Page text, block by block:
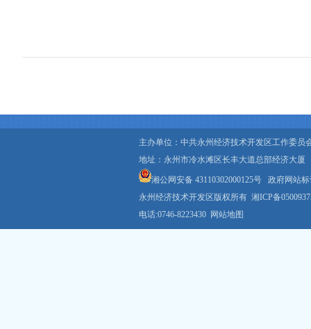
主办单位：中共永州经济技术开发区工作委员
地址：永州市冷水滩区长丰大道总部经济大厦
湘公网安备 43110302000125号 政府网站标
永州经济技术开发区版权所有 湘ICP备
电话:0746-8223430 网站地图